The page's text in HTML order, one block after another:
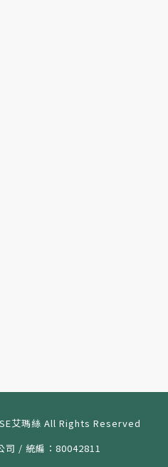
艾瑪絲 All Rights Reserved
司 / 統編：80042811